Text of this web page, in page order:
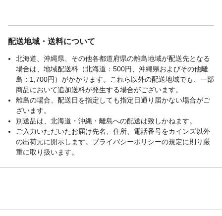
配送地域・送料について
北海道、沖縄県、その他各都道府県の離島地域が配送先となる
場合は、地域配送料（北海道：500円、沖縄県およびその他離
島：1,700円）がかかります。これら以外の配送地域でも、一部
商品において追加送料が発生する場合がございます。
離島の場合、配送日を指定しても指定日通り届かない場合がご
ざいます。
別送品は、北海道・沖縄・離島への配送は致しかねます。
ご入力いただいたお届け先名、住所、電話番号をカインズ以外
の出荷元に開示します。プライバシーポリシーの規定に則り厳
重に取り扱います。